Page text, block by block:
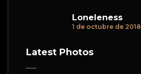
Loneleness
1 de octubre de 2018
Latest Photos